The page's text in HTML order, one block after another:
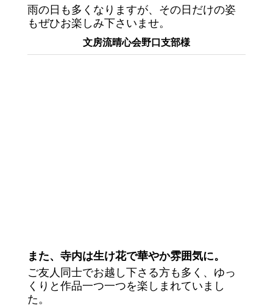
雨の日も多くなりますが、その日だけの姿
もぜひお楽しみ下さいませ。
文房流晴心会野口支部様
また、寺内は生け花で華やか雰囲気に。
ご友人同士でお越し下さる方も多く、ゆっ
くりと作品一つ一つを楽しまれていまし
た。